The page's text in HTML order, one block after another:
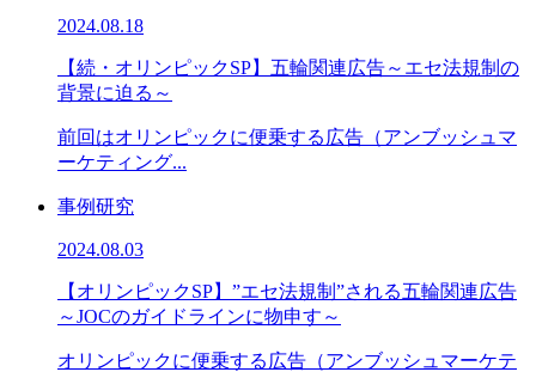
2024.08.18
【続・オリンピックSP】五輪関連広告～エセ法規制の
背景に迫る～
前回はオリンピックに便乗する広告（アンブッシュマ
ーケティング...
事例研究
2024.08.03
【オリンピックSP】”エセ法規制”される五輪関連広告
～JOCのガイドラインに物申す～
オリンピックに便乗する広告（アンブッシュマーケテ